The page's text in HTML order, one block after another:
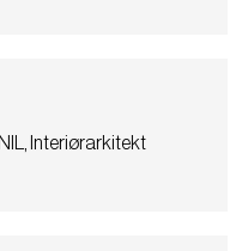
Interiørarkitekt